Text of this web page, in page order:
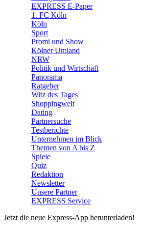
EXPRESS E-Paper
1. FC Köln
Köln
Sport
Promi und Show
Kölner Umland
NRW
Politik und Wirtschaft
Panorama
Ratgeber
Witz des Tages
Shoppingwelt
Dating
Partnersuche
Testberichte
Unternehmen im Blick
Themen von A bis Z
Spiele
Quiz
Redaktion
Newsletter
Unsere Partner
EXPRESS Service
Jetzt die neue Express-App herunterladen!